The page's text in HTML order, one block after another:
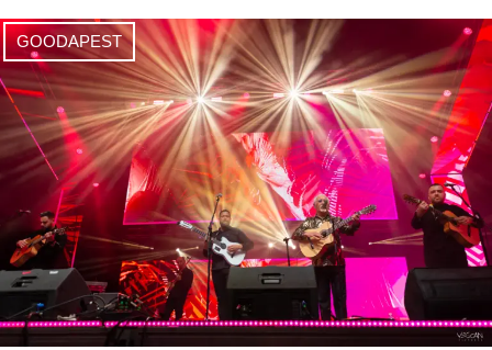
GOODAPEST